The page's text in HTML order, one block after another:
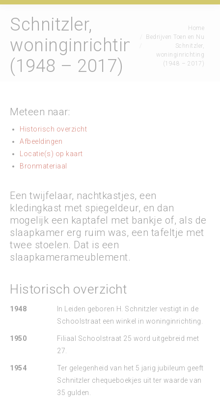
Schnitzler,
woninginrichting
(1948 – 2017)
Home
Bedrijven Toen en Nu
Schnitzler,
woninginrichting
(1948 – 2017)
Meteen naar:
Historisch overzicht
Afbeeldingen
Locatie(s) op kaart
Bronmateriaal
Een twijfelaar, nachtkastjes, een
kledingkast met spiegeldeur, en dan
mogelijk een kaptafel met bankje of, als de
slaapkamer erg ruim was, een tafeltje met
twee stoelen. Dat is een
slaapkamerameublement.
Historisch overzicht
1948
In Leiden geboren H. Schnitzler vestigt in de
Schoolstraat een winkel in woninginrichting.
1950
Filiaal Schoolstraat 25 word uitgebreid met
27.
1954
Ter gelegenheid van het 5 jarig jubileum geeft
Schnitzler chequeboekjes uit ter waarde van
35 gulden.